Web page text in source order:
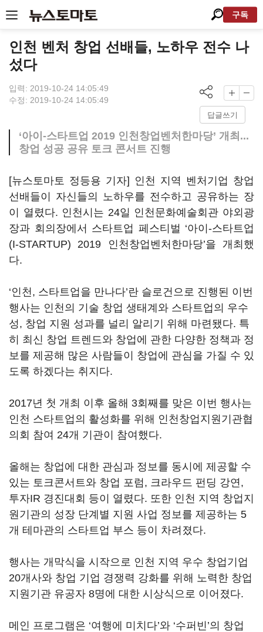
구독
인천 벤처 창업 선배들, 노하우 전수 나
섰다
입력: 2019-10-24 14:05:49
수정: 2019-10-24 14:05:49
답글쓰기
‘아이-스타트업 2019 인천창업벤처한마당’ 개최...
창업 성공 공유 토크 콘서트 진행
[뉴스토마토 정등용 기자] 인천 지역 벤처기업 창업
선배들이 자신들의 노하우를 전수하고 공유하는 장
이 열렸다. 인천시는 24일 인천문화예술회관 야외광
장과 회의장에서 스타트업 페스티벌 ‘아이-스타트업
(I-STARTUP) 2019 인천창업벤처한마당’을 개최했
다.
‘인천, 스타트업을 만나다’란 슬로건으로 진행된 이번
행사는 인천의 기술 창업 생태계와 스타트업의 우수
성, 창업 지원 성과를 널리 알리기 위해 마련됐다. 특
히 최신 창업 트렌드와 창업에 관한 다양한 정책과 정
보를 제공해 많은 사람들이 창업에 관심을 가질 수 있
도록 하겠다는 취지다.
2017년 첫 개최 이후 올해 3회째를 맞은 이번 행사는
인천 스타트업의 활성화를 위해 인천창업지원기관협
의회 참여 24개 기관이 참여했다.
올해는 창업에 대한 관심과 정보를 동시에 제공할 수
있는 토크콘서트와 창업 포럼, 크라우드 펀딩 강연,
투자IR 경진대회 등이 열렸다. 또한 인천 지역 창업지
원기관의 성장 단계별 지원 사업 정보를 제공하는 5
개 테마관의 스타트업 부스 등이 차려졌다.
행사는 개막식을 시작으로 인천 지역 우수 창업기업
20개사와 창업 기업 경쟁력 강화를 위해 노력한 창업
지원기관 유공자 8명에 대한 시상식으로 이어졌다.
메인 프로그램은 ‘여행에 미치다’와 ‘수퍼빈’의 창업